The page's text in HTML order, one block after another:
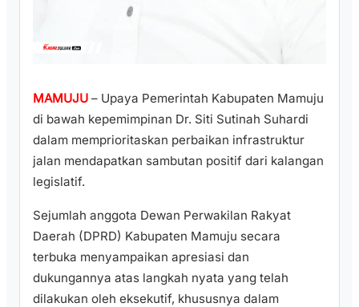
MAMUJU – Upaya Pemerintah Kabupaten Mamuju
di bawah kepemimpinan Dr. Siti Sutinah Suhardi
dalam memprioritaskan perbaikan infrastruktur
jalan mendapatkan sambutan positif dari kalangan
legislatif.
Sejumlah anggota Dewan Perwakilan Rakyat
Daerah (DPRD) Kabupaten Mamuju secara
terbuka menyampaikan apresiasi dan
dukungannya atas langkah nyata yang telah
dilakukan oleh eksekutif, khususnya dalam